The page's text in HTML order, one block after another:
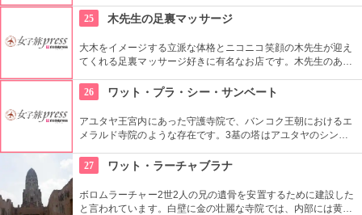
25
木先生の足裏マッサージ
大木をイメージする立派な体格とニコニコ笑顔の木先生が迎え
てくれる足裏マッサージ好きに有名なお店です。木先生のあた
でみてください（笑）
26 ワット・プラ・シー・サンベート
アユタヤ王宮内にあった守護寺院で、バンコク王朝におけるエ
メラルド寺院のような存在です。3基の塔はアユタヤのシンボ
です。
27 ワット・ラーチャブラナ
ボロムラーチャー2世2人の兄の遺骨を安置するために建設した
と言われています。白壁に金の壮麗な寺院では、内部には黄金